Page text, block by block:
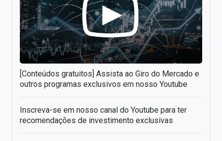
[Conteúdos gratuitos] Assista ao Giro do Mercado e
outros programas exclusivos em nosso Youtube
Inscreva-se em nosso canal do Youtube para ter
recomendações de investimento exclusivas